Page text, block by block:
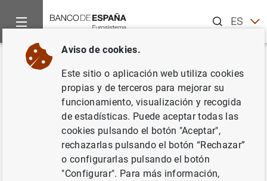
ESEN
Inicio Noticias y eventos
Volver
El Banco de España vende su
participación en BME
BANCO DE ESPAÑA
Aviso de cookies.
Este sitio o aplicación web utiliza cookies
propias y de terceros para mejorar su
funcionamiento, visualización y recogida
de estadísticas. Puede aceptar todas las
cookies pulsando el botón "Aceptar",
rechazarlas pulsando el botón “Rechazar”
o configurarlas pulsando el botón
"Configurar". Para más información,